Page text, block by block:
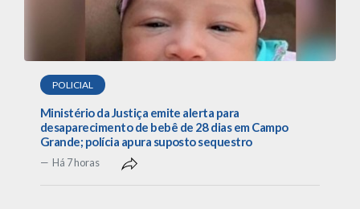
POLICIAL
Ministério da Justiça emite alerta para
desaparecimento de bebê de 28 dias em Campo
Grande; polícia apura suposto sequestro
Há 7 horas